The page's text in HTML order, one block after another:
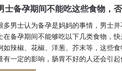
士备孕期间不能吃这些食物，
多男士认为备孕是妈妈的事情，男士
在备孕期间不能够吃以下几类食物，
如辣椒、花椒、洋葱、芥末等，这些
有一定的影响，肠胃不好的人还会引